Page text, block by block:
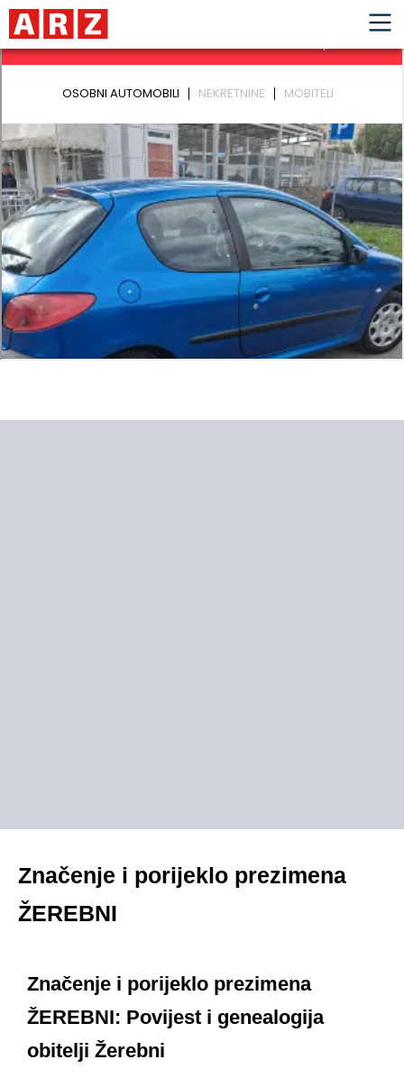
Značenje i porijeklo prezimena
ŽEREBNI
Značenje i porijeklo prezimena
ŽEREBNI: Povijest i genealogija
obitelji Žerebni